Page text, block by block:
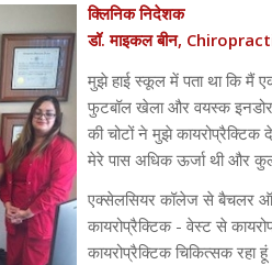
क्लिनिक निदेशक
डॉ. माइकल बीन,
मुझे हाई स्कूल में पता था कि मैं
फुटबॉल खेला और वयस्क
की चोटों ने मुझे
मेरे पास अधिक ऊर्जा थी और
एक्सेलसियर कॉलेज से बैचलर
कायरोप्रैक्टिक - वेस्ट से
कायरोप्रैक्टिक चिकित्सक रहा